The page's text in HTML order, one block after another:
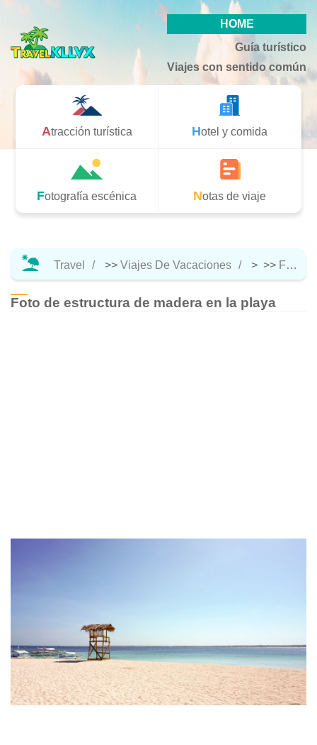
HOME
Guía turístico
Viajes con sentido común
Atracción turística Hotel y comida
Fotografía escénica Notas de viaje
Travel >> Viajes De Vacaciones > >> Fotografía Escénica
Foto de estructura de madera en la playa